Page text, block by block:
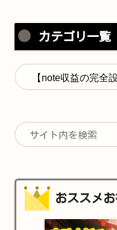
カテゴリ一覧
おススメ